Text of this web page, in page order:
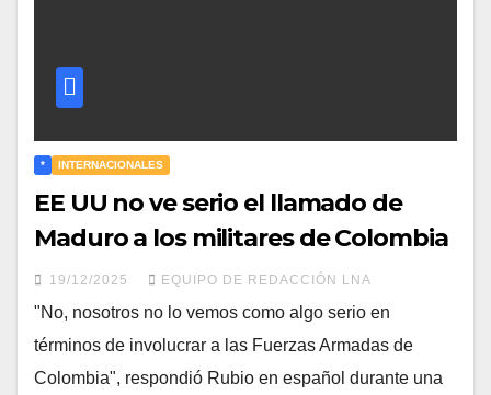
* INTERNACIONALES
EE UU no ve serio el llamado de
Maduro a los militares de Colombia
19/12/2025 EQUIPO DE REDACCIÓN LNA
"No, nosotros no lo vemos como algo serio en
términos de involucrar a las Fuerzas Armadas de
Colombia", respondió Rubio en español durante una